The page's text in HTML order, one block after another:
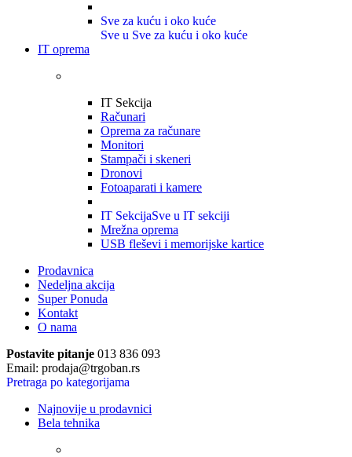
Sve za kuću i oko kuće
Sve u Sve za kuću i oko kuće
IT oprema
IT Sekcija
Računari
Oprema za računare
Monitori
Stampači i skeneri
Dronovi
Fotoaparati i kamere
IT SekcijaSve u IT sekciji
Mrežna oprema
USB fleševi i memorijske kartice
Prodavnica
Nedeljna akcija
Super Ponuda
Kontakt
O nama
Postavite pitanje 013 836 093
Email: prodaja@trgoban.rs
Pretraga po kategorijama
Najnovije u prodavnici
Bela tehnika